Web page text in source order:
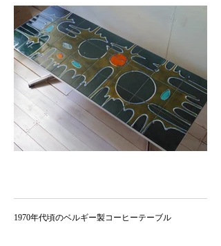
1970年代頃のベルギー製コーヒーテーブル